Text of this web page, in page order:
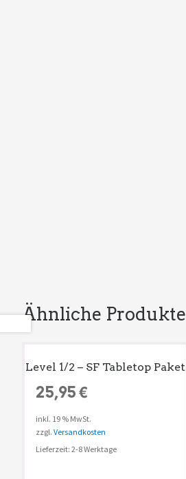
Ähnliche Produkte
Level 1/2 – SF Tabletop Paket
25,95€
inkl. 19 % MwSt.
zzgl. Versandkosten
Lieferzeit: 2-8 Werktage